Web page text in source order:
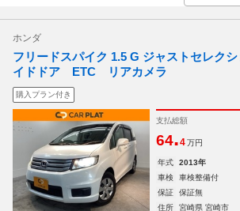
ホンダ
フリードスパイク 1.5 G ジャストセレク
イドドア ETC リアカメラ
購入プラン付き
支払総額
64.4 万円
年式 2013年
車検
車検整備付
保証
保証無
住所
宮崎県 宮崎市